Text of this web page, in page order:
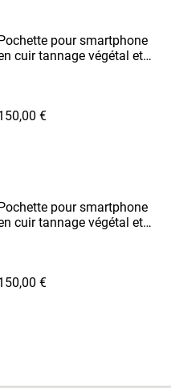
pour smartphone
cuir tannage végétal et
€
pour smartphone
cuir tannage végétal et
€